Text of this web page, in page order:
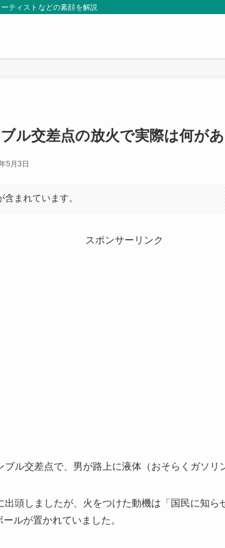
ティストなどの素顔を解説
ル交差点の放火で実際は何が
5月3日
まれています。
スポンサーリンク
ル交差点で、男が路上に液体（おそらくガソリ
頭しましたが、火をつけた動機は「国民に知ら
ルが置かれていました。